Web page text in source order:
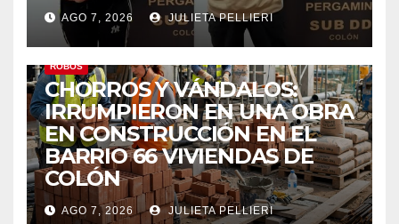
AGO 7, 2026 JULIETA PELLIERI
ROBOS
CHORROS Y VÁNDALOS:
IRRUMPIERON EN UNA OBRA
EN CONSTRUCCIÓN EN EL
BARRIO 66 VIVIENDAS DE
COLÓN
AGO 7, 2026 JULIETA PELLIERI